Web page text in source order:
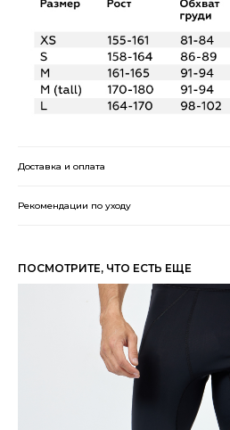
Доставка и оплата
Рекомендации по уходу
ПОСМОТРИТЕ, ЧТО ЕСТЬ ЕЩЕ